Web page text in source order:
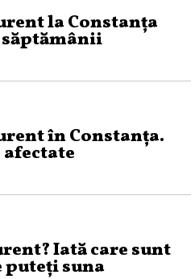
la Constanţa
în Constanța.
afectate
Iată care sunt
puteți suna